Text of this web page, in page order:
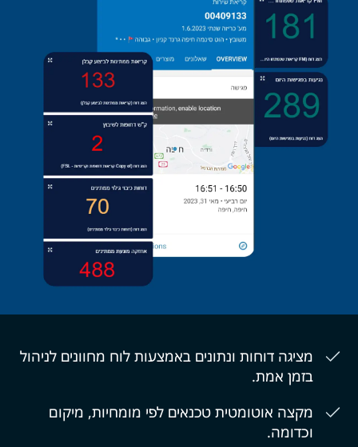
מציגה דוחות ונתונים באמצעות לוח מחוונים לניהול
בזמן אמת.
מקצה אוטומטית טכנאים לפי מומחיות, מיקום
וכדומה.